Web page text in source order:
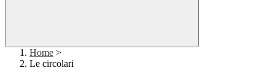
Home >
Le circolari